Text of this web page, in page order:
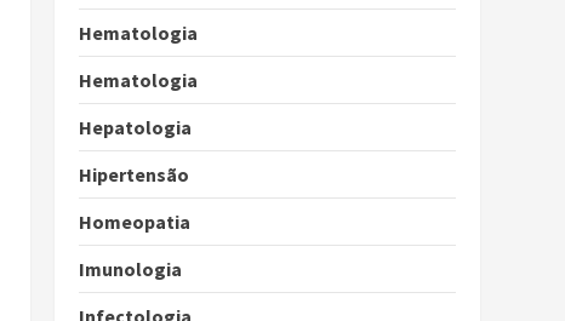
Hematologia
Hematologia
Hepatologia
Hipertensão
Homeopatia
Imunologia